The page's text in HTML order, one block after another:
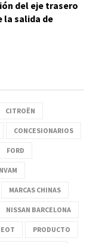
del eje trasero
la salida de
CITROËN
CONCESIONARIOS
FORD
MARCAS CHINAS
NISSAN BARCELONA
PRODUCTO